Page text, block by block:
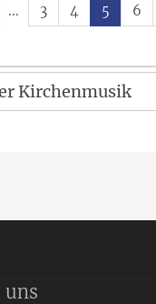
Seite
Seite
3 4 5 6
Kirchenmusik